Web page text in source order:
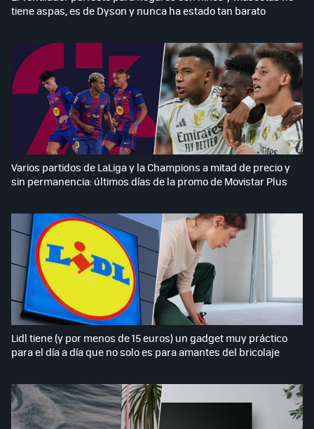
tiene aspas, es de Dyson y nunca ha estado tan barato
Varios partidos de LaLiga y la Champions a mitad de precio y
sin permanencia: últimos días de la promo de Movistar Plus
Lidl tiene (y por menos de 15 euros) un gadget muy práctico
para el día a día que no solo es para amantes del bricolaje